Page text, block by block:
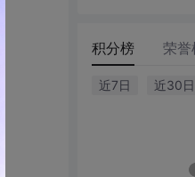
积分榜 荣誉
近7日 近30日